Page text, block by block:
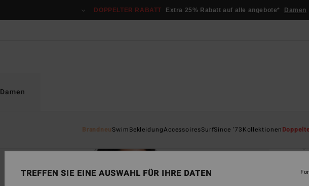
DOPPELTER RABATT Extra 25% Rabatt auf alle angebote* Damen
Damen
BrandneuSwimBekleidungAccessoiresSurfSince '73Kollektionen
TREFFEN SIE EINE AUSWAHL FÜR IHRE DATEN